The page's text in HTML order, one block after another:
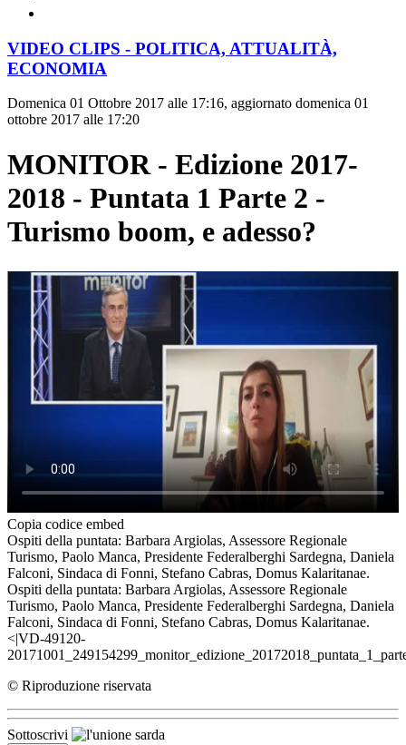
VIDEO CLIPS - POLITICA, ATTUALITÀ,
ECONOMIA
Domenica 01 Ottobre 2017 alle 17:16, aggiornato domenica 01
ottobre 2017 alle 17:20
MONITOR - Edizione 2017-
2018 - Puntata 1 Parte 2 -
Turismo boom, e adesso?
Copia codice embed
Ospiti della puntata: Barbara Argiolas, Assessore Regionale
Turismo, Paolo Manca, Presidente Federalberghi Sardegna, Daniela
Falconi, Sindaca di Fonni, Stefano Cabras, Domus Kalaritanae.
Ospiti della puntata: Barbara Argiolas, Assessore Regionale
Turismo, Paolo Manca, Presidente Federalberghi Sardegna, Daniela
Falconi, Sindaca di Fonni, Stefano Cabras, Domus Kalaritanae.
<|VD-49120-
© Riproduzione riservata
Sottoscrivi